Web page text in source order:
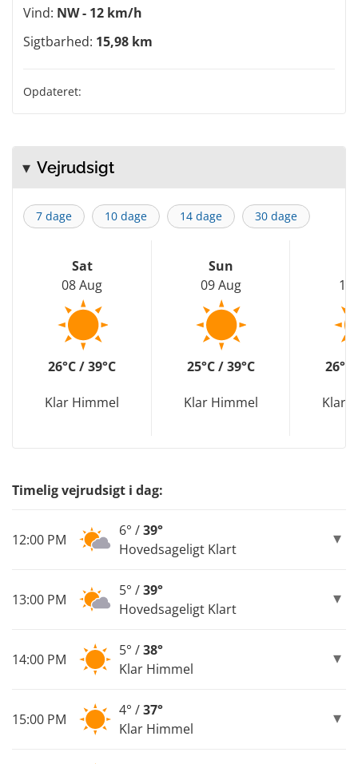
Vind: NW - 12 km/h
Sigtbarhed: 15,98 km
Opdateret:
Vejrudsigt
7 dage 10 dage 14 dage 30 dage
Sat
08 Aug
26°C / 39°C
Klar Himmel
Sun
09 Aug
25°C / 39°C
Klar Himmel
10
26°C
Klar
Timelig vejrudsigt i dag:
12:00 PM
6° /39°
Hovedsageligt Klart
13:00 PM
5° /39°
Hovedsageligt Klart
14:00 PM
5° /38°
Klar Himmel
15:00 PM
4° /37°
Klar Himmel